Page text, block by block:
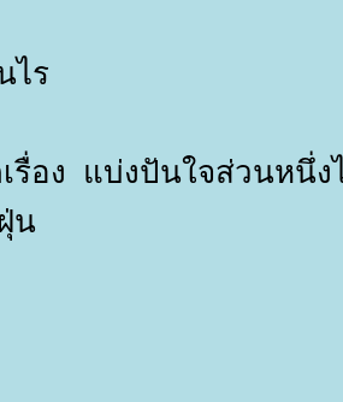
ไร
รื่อง แบ่งปันใจส่วนหนึ่ง
น